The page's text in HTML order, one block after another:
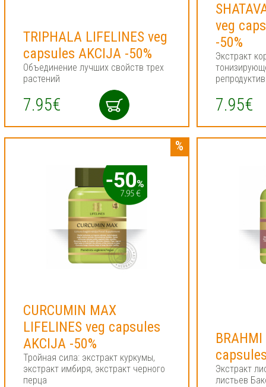
TRIPHALA LIFELINES veg
capsules AKCIJA -50%
Объединение лучших свойств трех
растений
7.95€
veg
-50%
Экстракт
7.95€
CURCUMIN MAX
LIFELINES veg capsules
AKCIJA -50%
Тройная сила: экстракт куркумы,
экстракт имбиря, экстракт черного
перца
Экстракт
листьев